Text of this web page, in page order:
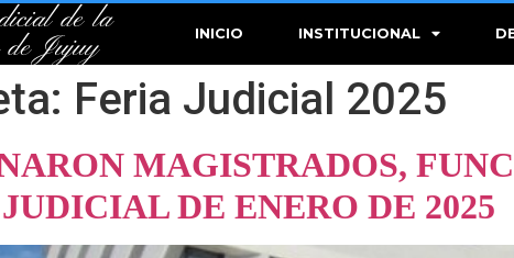
de la
de Jujuy
INICIO INSTITUCIONAL
Feria Judicial 2025
MAGISTRADOS,
DE ENERO DE 2025